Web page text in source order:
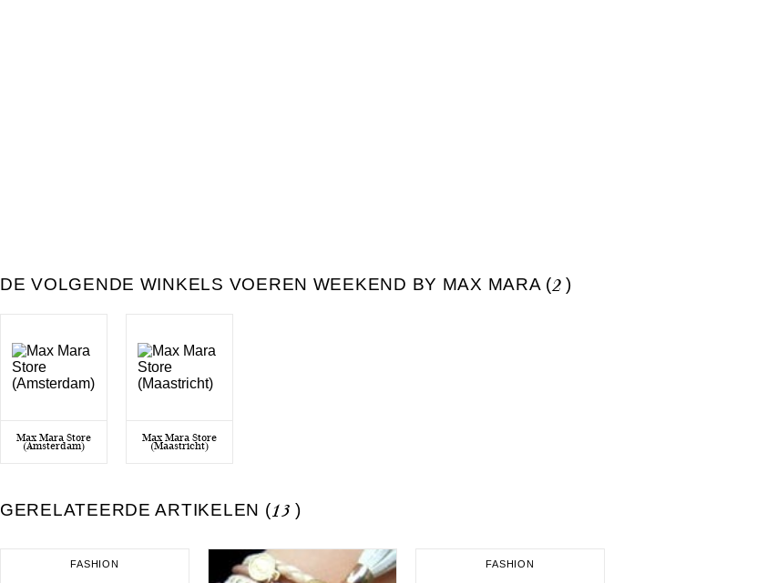
DE VOLGENDE WINKELS VOEREN WEEKEND BY MAX MARA (2 )
Max Mara Store
(Amsterdam)
Max Mara Store
(Maastricht)
GERELATEERDE ARTIKELEN (13 )
FASHION FASHION